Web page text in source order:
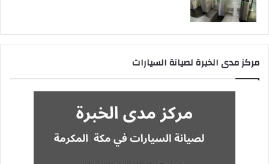
مركز مدى الخبرة لصيانة السيارات